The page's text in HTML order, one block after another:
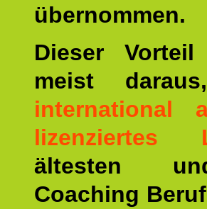
übernommen.
Dieser
meist
international
lizenziertes
ältesten
Coaching